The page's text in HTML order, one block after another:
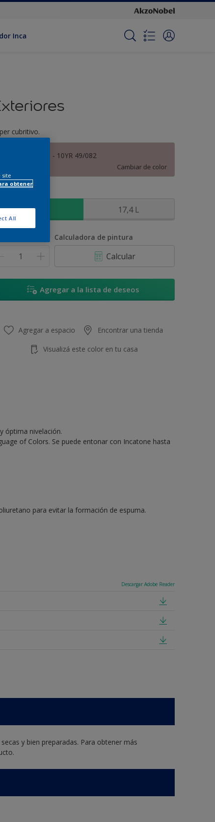
Inca
cubritivo.
Crema de Café - 10YR 49/082
Cambiar de color
3,6 L 17,4 L
Calculadora de pintura
Calcular
Agregar a la lista de deseos
Agregar a espacio Encontrar una tienda
Visualizá este color en tu casa
óptima nivelación.
of Colors. Se puede entonar con Incatone hasta
para evitar la formación de espuma.
Descargar Adobe Reader
y bien preparadas. Para obtener más
site
obtener
All